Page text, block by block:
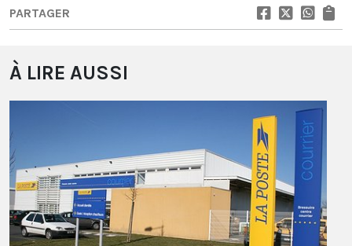
PARTAGER
À LIRE AUSSI